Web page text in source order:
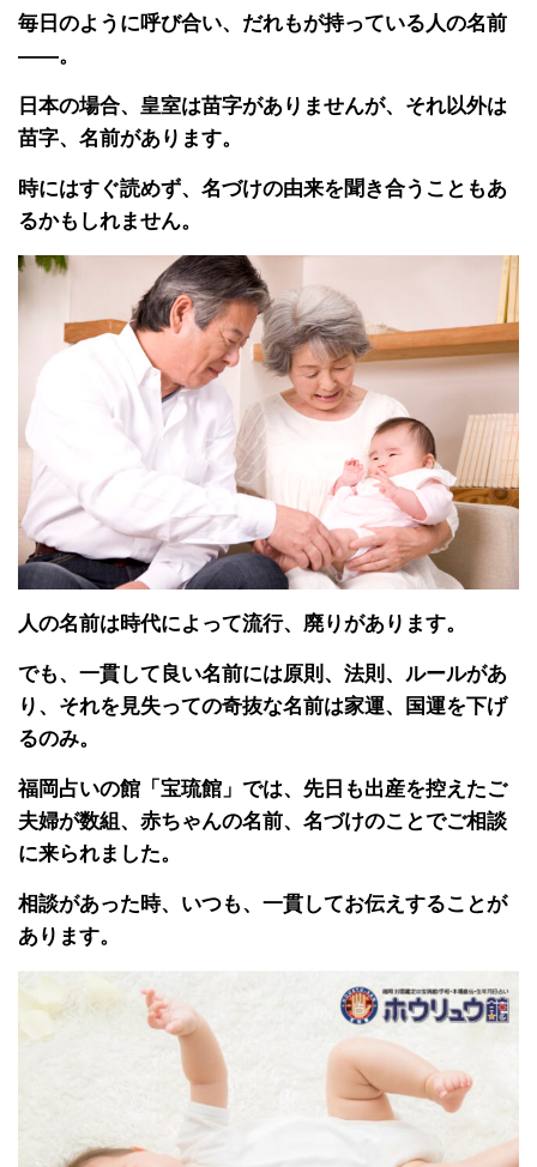
毎日のように呼び合い、だれもが持っている人の名前
――。
日本の場合、皇室は苗字がありませんが、それ以外は
苗字、名前があります。
時にはすぐ読めず、名づけの由来を聞き合うこともあ
るかもしれません。
人の名前は時代によって流行、廃りがあります。
でも、一貫して良い名前には原則、法則、ルールがあ
り、それを見失っての奇抜な名前は家運、国運を下げ
るのみ。
福岡占いの館「宝琉館」では、先日も出産を控えたご
夫婦が数組、赤ちゃんの名前、名づけのことでご相談
に来られました。
相談があった時、いつも、一貫してお伝えすることが
あります。